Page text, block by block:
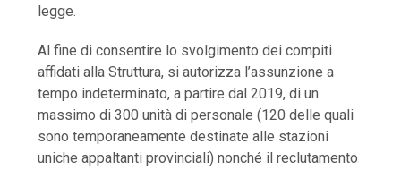
legge.
Al fine di consentire lo svolgimento dei compiti
affidati alla Struttura, si autorizza l’assunzione a
tempo indeterminato, a partire dal 2019, di un
massimo di 300 unità di personale (120 delle quali
sono temporaneamente destinate alle stazioni
uniche appaltanti provinciali) nonché il reclutamento